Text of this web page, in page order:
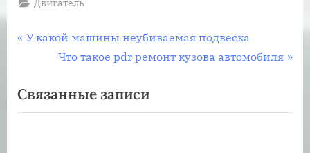
Двигатель
Навигация
записям
П
д
ы
У какой машины неубиваемая подвеска
С
е
д
Что такое pdr ремонт кузова автомобиля
Связанные записи